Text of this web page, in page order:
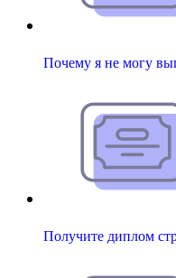
Почему я не могу
Получите диплом